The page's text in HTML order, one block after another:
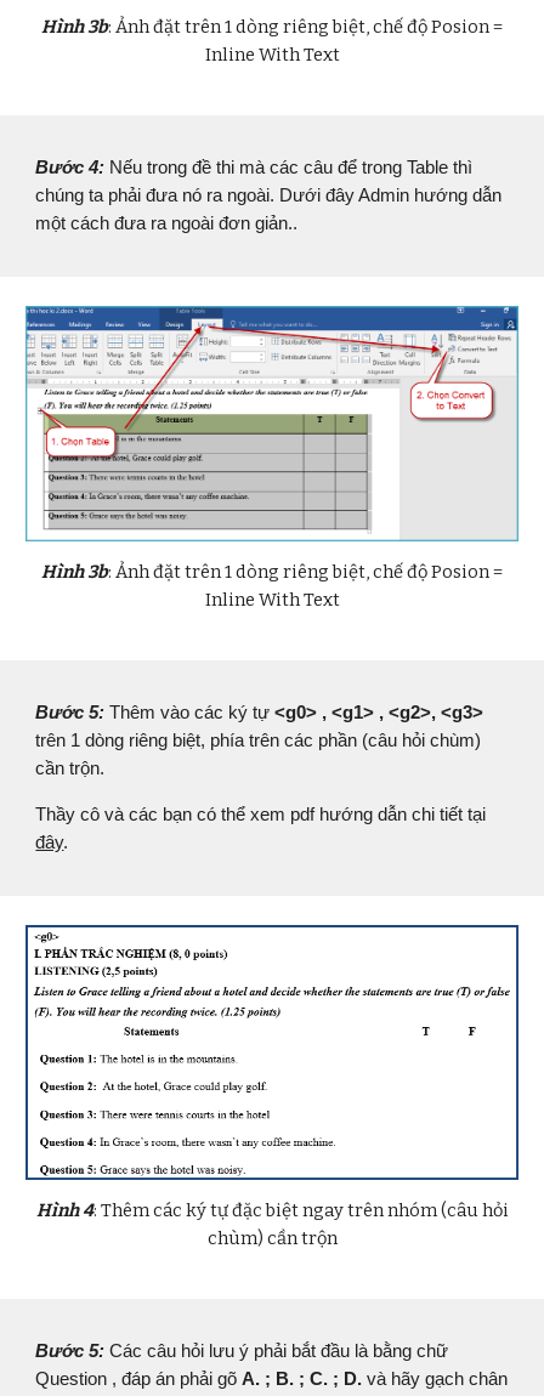
Hình 3b: Ảnh đặt trên 1 dòng riêng biệt, chế độ Posion =
Inline With Text
Bước 4: Nếu trong đề thi mà các câu để trong Table thì
chúng ta phải đưa nó ra ngoài. Dưới đây Admin hướng dẫn
một cách đưa ra ngoài đơn giản..
Hình 3b: Ảnh đặt trên 1 dòng riêng biệt, chế độ Posion =
Inline With Text
Bước 5: Thêm vào các ký tự<g0> , <g1> , <g2>, <g3>
trên 1 dòng riêng biệt, phía trên các phần (câu hỏi chùm)
cần trộn.
Thầy cô và các bạn có thể xem pdf hướng dẫn chi tiết tại
đây.
Hình 4: Thêm các ký tự đặc biệt ngay trên nhóm (câu hỏi
chùm) cần trộn
Bước 5: Các câu hỏi lưu ý phải bắt đầu là bằng chữ
Question , đáp án phải gõA. ; B. ; C. ; D. và hãy gạch chân